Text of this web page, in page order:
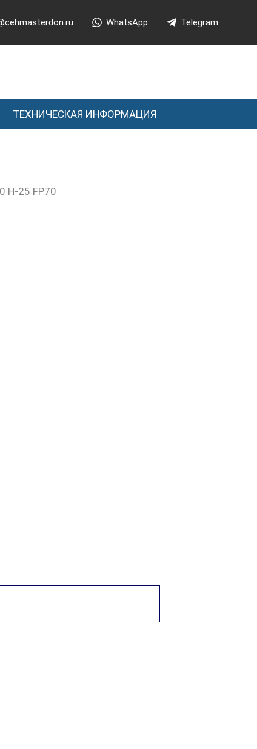
WhatsApp Telegram
ТЕХНИЧЕСКАЯ ИНФОРМАЦИЯ
H-25 FP70